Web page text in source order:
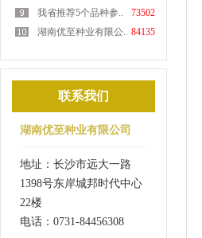
73502
我省推荐5个品种参..
84135
湖南优至种业有限公..
联系我们
湖南优至种业有限公司
地址：长沙市远大一路
1398号东岸城邦时代中心
22楼
电话：0731-84456308